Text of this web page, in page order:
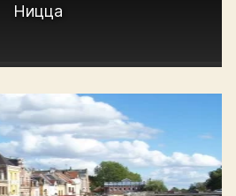
Ницца